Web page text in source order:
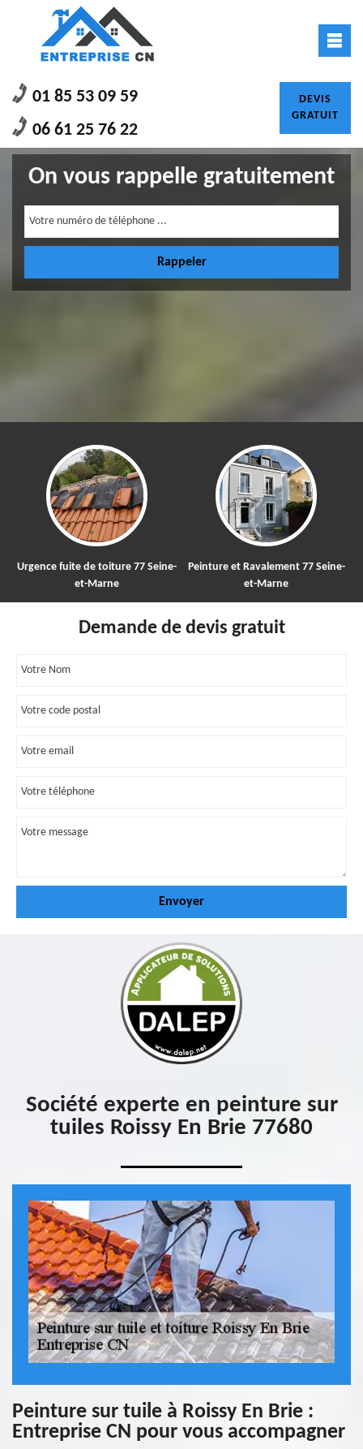
01 85 53 09 59
06 61 25 76 22
DEVIS
GRATUIT
On vous rappelle gratuitement
Seine-
Peinture et Ravalement 77 Seine-
et-Marne
Nettoyage et démoussage
toiture 77
Demande de devis gratuit
Société experte en peinture sur
tuiles Roissy En Brie 77680
Peinture sur tuile à Roissy En Brie :
Entreprise CN pour vous accompagner